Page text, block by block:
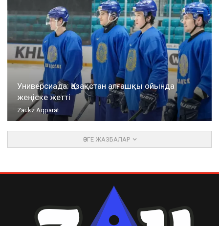
Универсиада: Қазақстан алғашқы ойында
жеңіске жетті
Zaukz Aqparat
ӨЗГЕ ЖАЗБАЛАР